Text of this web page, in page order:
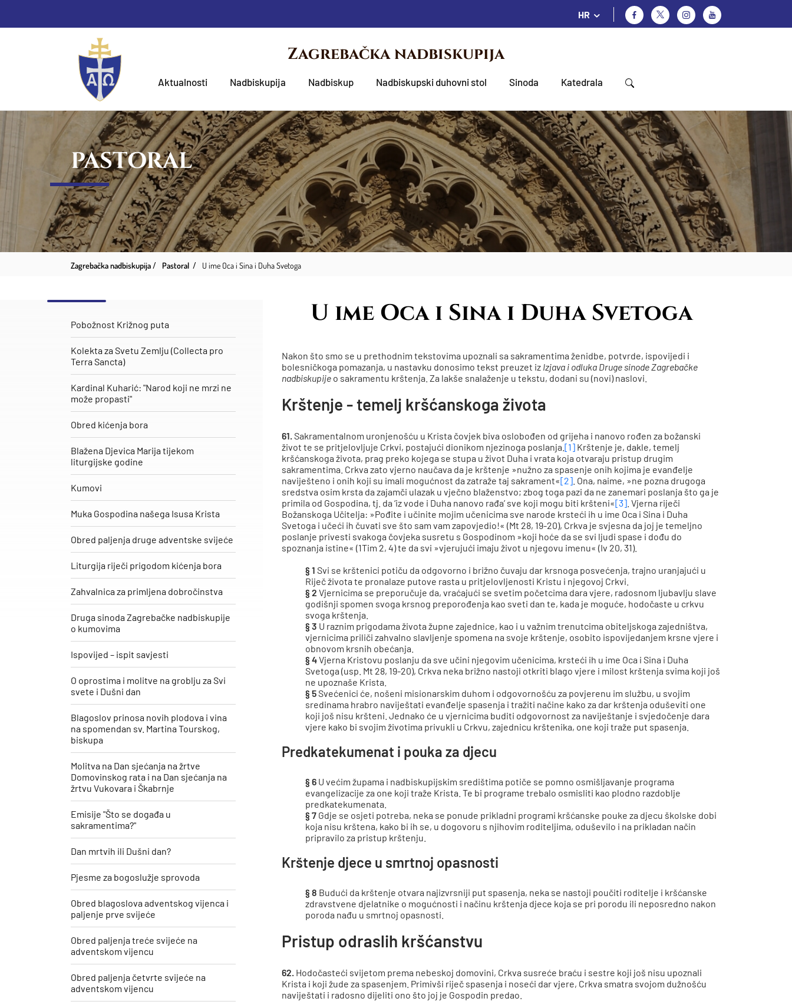
HR
Zagrebačka nadbiskupija
Aktualnosti Nadbiskupija Nadbiskup Nadbiskupski duhovni stol Sinoda Katedrala
PASTORAL
Zagrebačka nadbiskupija Pastoral U ime Oca i Sina i Duha Svetoga
Pobožnost Križnog puta
Kolekta za Svetu Zemlju (Collecta pro
Terra Sancta)
Kardinal Kuharić: "Narod koji ne mrzi ne
može propasti"
Obred kićenja bora
Blažena Djevica Marija tijekom
liturgijske godine
Kumovi
Muka Gospodina našega Isusa Krista
Obred paljenja druge adventske svijeće
Liturgija riječi prigodom kićenja bora
Zahvalnica za primljena dobročinstva
Druga sinoda Zagrebačke nadbiskupije
o kumovima
Ispovijed – ispit savjesti
O oprostima i molitve na groblju za Svi
svete i Dušni dan
Blagoslov prinosa novih plodova i vina
na spomendan sv. Martina Tourskog,
biskupa
Molitva na Dan sjećanja na žrtve
Domovinskog rata i na Dan sjećanja na
žrtvu Vukovara i Škabrnje
Emisije "Što se događa u
sakramentima?"
Dan mrtvih ili Dušni dan?
Pjesme za bogoslužje sprovoda
Obred blagoslova adventskog vijenca i
paljenje prve svijeće
Obred paljenja treće svijeće na
adventskom vijencu
Obred paljenja četvrte svijeće na
adventskom vijencu
U ime Oca i Sina i Duha Svetoga
Nakon što smo se u prethodnim tekstovima upoznali sa sakramentima ženidbe, potvrde, ispovijedi i
bolesničkoga pomazanja, u nastavku donosimo tekst preuzet iz Izjava i odluka Druge sinode Zagrebačke
nadbiskupije o sakramentu krštenja. Za lakše snalaženje u tekstu, dodani su (novi) naslovi.
Krštenje - temelj kršćanskoga života
61.Sakramentalnom uronjenošću u Krista čovjek biva oslobođen od grijeha i nanovo rođen za božanski
život te se pritjelovljuje Crkvi, postajući dionikom njezinoga poslanja.[1] Krštenje je, dakle, temelj
kršćanskoga života, prag preko kojega se stupa u život Duha i vrata koja otvaraju pristup drugim
sakramentima. Crkva zato vjerno naučava da je krštenje »nužno za spasenje onih kojima je evanđelje
naviješteno i onih koji su imali mogućnost da zatraže taj sakrament«[2] . Ona, naime, »ne pozna drugoga
sredstva osim krsta da zajamči ulazak u vječno blaženstvo; zbog toga pazi da ne zanemari poslanja što ga je
primila od Gospodina, tj. da ‘iz vode i Duha nanovo rađa’ sve koji mogu biti kršteni«[3] . Vjerna riječi
Božanskoga Učitelja: »Pođite i učinite mojim učenicima sve narode krsteći ih u ime Oca i Sina i Duha
Svetoga i učeći ih čuvati sve što sam vam zapovjedio!« (Mt 28, 19-20), Crkva je svjesna da joj je temeljno
poslanje privesti svakoga čovjeka susretu s Gospodinom »koji hoće da se svi ljudi spase i dođu do
spoznanja istine« (1Tim 2, 4) te da svi »vjerujući imaju život u njegovu imenu« (Iv 20, 31).
§ 1 Svi se krštenici potiču da odgovorno i brižno čuvaju dar krsnoga posvećenja, trajno uranjajući u
Riječ života te pronalaze putove rasta u pritjelovljenosti Kristu i njegovoj Crkvi.
§ 2 Vjernicima se preporučuje da, vraćajući se svetim početcima dara vjere, radosnom ljubavlju slave
godišnji spomen svoga krsnog preporođenja kao sveti dan te, kada je moguće, hodočaste u crkvu
svoga krštenja.
§ 3 U raznim prigodama života župne zajednice, kao i u važnim trenutcima obiteljskoga zajedništva,
vjernicima priliči zahvalno slavljenje spomena na svoje krštenje, osobito ispovijedanjem krsne vjere i
obnovom krsnih obećanja.
§ 4Vjerna Kristovu poslanju da sve učini njegovim učenicima, krsteći ih u ime Oca i Sina i Duha
Svetoga (usp. Mt 28, 19-20), Crkva neka brižno nastoji otkriti blago vjere i milost krštenja svima koji još
ne upoznaše Krista.
§ 5Svećenici će, nošeni misionarskim duhom i odgovornošću za povjerenu im službu, u svojim
sredinama hrabro naviještati evanđelje spasenja i tražiti načine kako za dar krštenja oduševiti one
koji još nisu kršteni. Jednako će u vjernicima buditi odgovornost za naviještanje i svjedočenje dara
vjere kako bi svojim životima privukli u Crkvu, zajednicu krštenika, one koji traže put spasenja.
Predkatekumenat i pouka za djecu
§ 6 U većim župama i nadbiskupijskim središtima potiče se pomno osmišljavanje programa
evangelizacije za one koji traže Krista. Te bi programe trebalo osmisliti kao plodno razdoblje
predkatekumenata.
§ 7 Gdje se osjeti potreba, neka se ponude prikladni programi kršćanske pouke za djecu školske dobi
koja nisu krštena, kako bi ih se, u dogovoru s njihovim roditeljima, oduševilo i na prikladan način
pripravilo za pristup krštenju.
Krštenje djece u smrtnoj opasnosti
§ 8 Budući da krštenje otvara najizvrsniji put spasenja, neka se nastoji poučiti roditelje i kršćanske
zdravstvene djelatnike o mogućnosti i načinu krštenja djece koja se pri porodu ili neposredno nakon
poroda nađu u smrtnoj opasnosti.
Pristup odraslih kršćanstvu
62. Hodočasteći svijetom prema nebeskoj domovini, Crkva susreće braću i sestre koji još nisu upoznali
Krista i koji žude za spasenjem. Primivši riječ spasenja i noseći dar vjere, Crkva smatra svojom dužnošću
naviještati i radosno dijeliti ono što joj je Gospodin predao.